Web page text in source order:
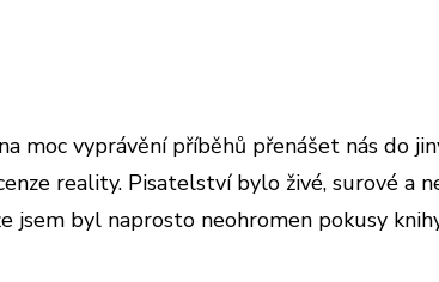
moc vyprávění příběhů přenášet nás do
reality. Pisatelství bylo živé, surové a
jsem byl naprosto neohromen pokusy